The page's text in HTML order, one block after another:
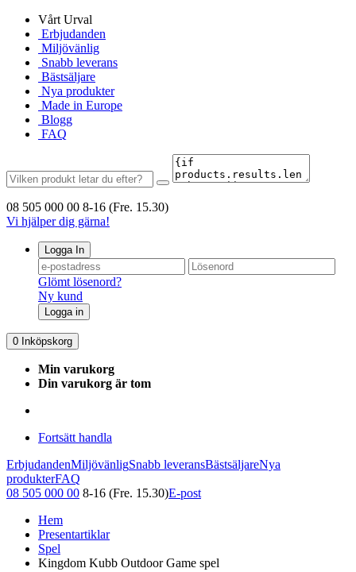
Vårt Urval
Erbjudanden
Miljövänlig
Snabb leverans
Bästsäljare
Nya produkter
Made in Europe
Blogg
FAQ
08 505 000 00 8-16 (Fre. 15.30)
Vi hjälper dig gärna!
Logga In
Glömt lösenord?
Ny kund
Logga in
0 Inköpskorg
Min varukorg
Din varukorg är tom
Fortsätt handla
ErbjudandenMiljövänligSnabb leveransBästsäljareNya
produkterFAQ
08 505 000 00 8-16 (Fre. 15.30)E-post
Hem
Presentartiklar
Spel
Kingdom Kubb Outdoor Game spel